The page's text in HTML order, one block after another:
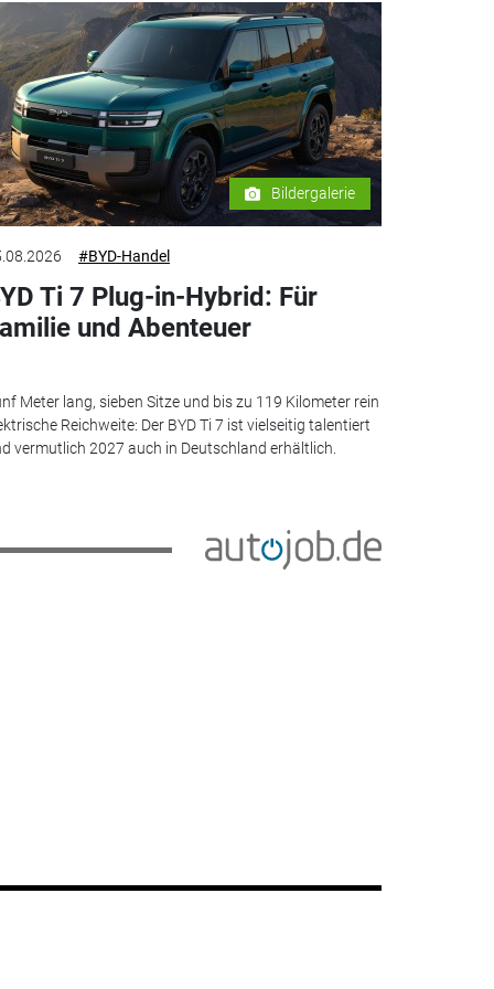
Bildergalerie
#BYD-Handel
Ti 7 Plug-in-Hybrid: Für
und Abenteuer
Meter lang, sieben Sitze und bis zu 119 Kilometer rein
Reichweite: Der BYD Ti 7 ist vielseitig talentiert
vermutlich 2027 auch in Deutschland erhältlich.